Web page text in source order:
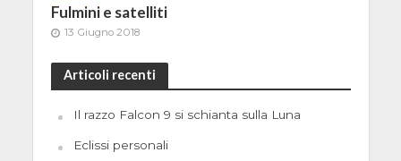
Fulmini e satelliti
13 Giugno 2018
Articoli recenti
Il razzo Falcon 9 si schianta sulla Luna
Eclissi personali